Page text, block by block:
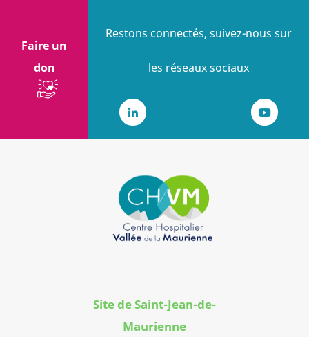
Faire un
don
Restons connectés, suivez-nous sur
les réseaux sociaux
LinkedIn
Site de Saint-Jean-de-
Maurienne